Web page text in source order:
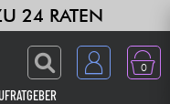
24 RATEN
0